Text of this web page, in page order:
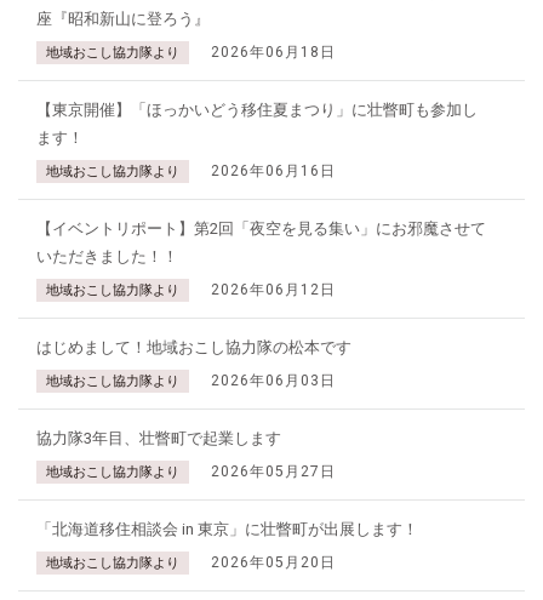
座『昭和新山に登ろう』
地域おこし協力隊より 2026年06月18日
【東京開催】「ほっかいどう移住夏まつり」に壮瞥町も参加し
ます！
地域おこし協力隊より 2026年06月16日
【イベントリポート】第2回「夜空を見る集い」にお邪魔させて
いただきました！！
地域おこし協力隊より 2026年06月12日
はじめまして！地域おこし協力隊の松本です
地域おこし協力隊より 2026年06月03日
協力隊3年目、壮瞥町で起業します
地域おこし協力隊より 2026年05月27日
「北海道移住相談会 in 東京」に壮瞥町が出展します！
地域おこし協力隊より 2026年05月20日